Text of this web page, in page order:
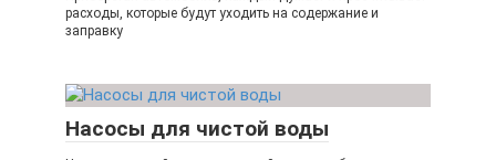
расходы, которые будут уходить на содержание и
заправку
Насосы для чистой воды